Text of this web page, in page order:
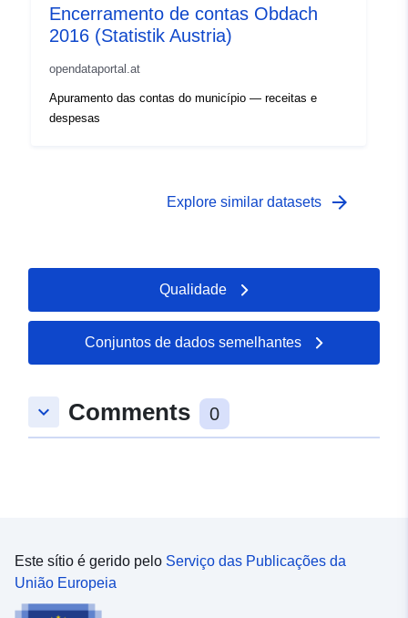
Encerramento de contas Obdach
2016 (Statistik Austria)
opendataportal.at
Apuramento das contas do município — receitas e
despesas
Explore similar datasets arrow_forward
Qualidade
Conjuntos de dados semelhantes
keyboard_arrow_down Comments 0
Este sítio é gerido pelo Serviço das Publicações da
União Europeia